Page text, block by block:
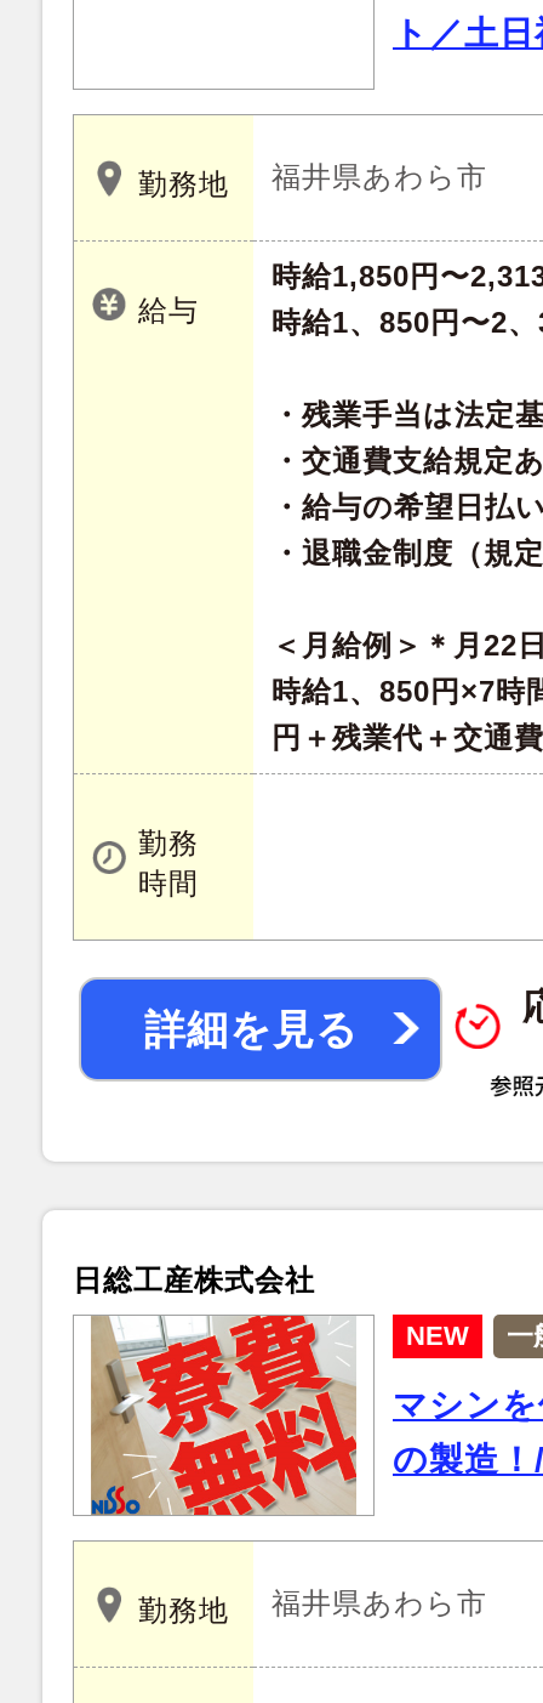
ト／土
勤務地 福井県あわら市
給与
時給1,850円〜
時給1、850円〜2
・残業手当は法定
・交通費支給規定
・給与の希望日払
・退職金制度（規
＜月給例＞＊月22
時給1、850円×7
円＋残業代＋交通費
勤務
時間
詳細を見る
日総工産株式会社
NEW 一
マシン
の製造
勤務地 福井県あわら市